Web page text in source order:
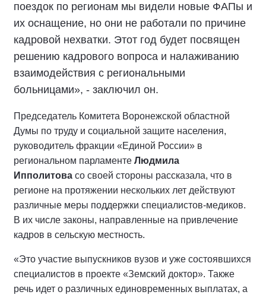
поездок по регионам мы видели новые ФАПы и
их оснащение, но они не работали по причине
кадровой нехватки. Этот год будет посвящен
решению кадрового вопроса и налаживанию
взаимодействия с региональными
больницами», - заключил он.
Председатель Комитета Воронежской областной
Думы по труду и социальной защите населения,
руководитель фракции «Единой России» в
региональном парламенте Людмила
Ипполитова со своей стороны рассказала, что в
регионе на протяжении нескольких лет действуют
различные меры поддержки специалистов-медиков.
В их числе законы, направленные на привлечение
кадров в сельскую местность.
«Это участие выпускников вузов и уже состоявшихся
специалистов в проекте «Земский доктор». Также
речь идет о различных единовременных выплатах, а